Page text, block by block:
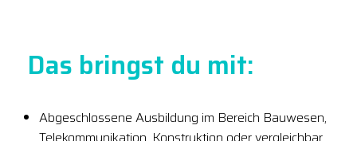
Das bringst du mit:
Abgeschlossene Ausbildung im Bereich Bauwesen,